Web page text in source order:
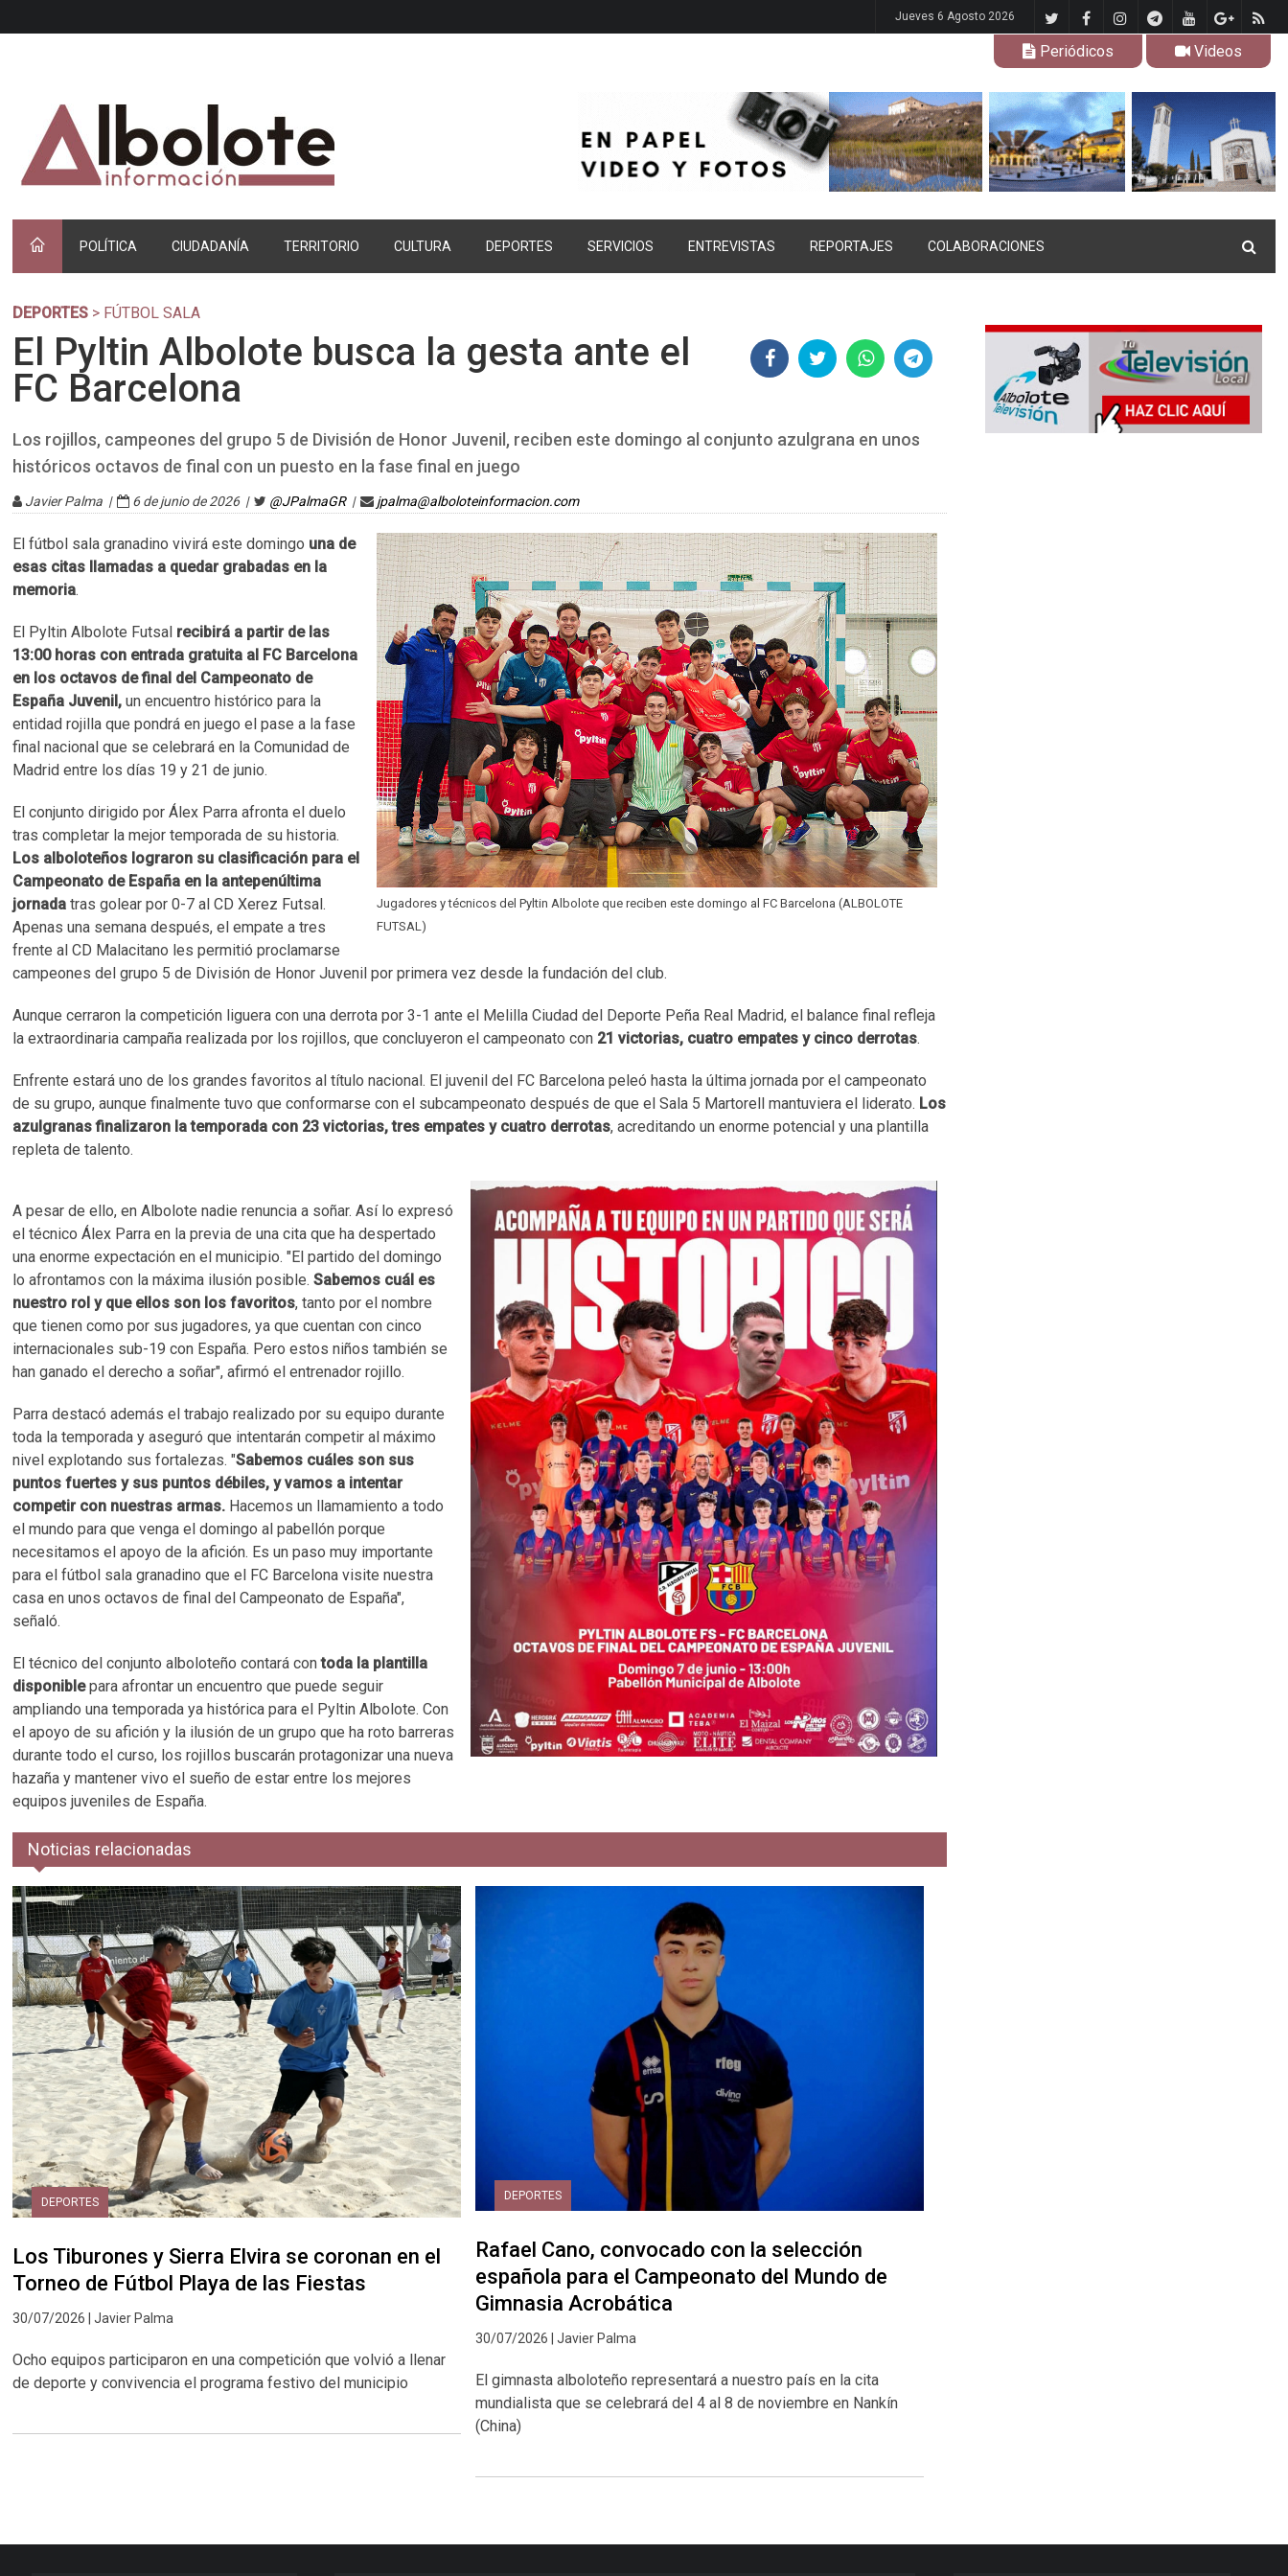
Jueves 6 Agosto 2026
Periódicos Videos
POLÍTICA CIUDADANÍA TERRITORIO CULTURA DEPORTES SERVICIOS ENTREVISTAS REPORTAJES COLABORACIONES
DEPORTES > FÚTBOL SALA
El Pyltin Albolote busca la gesta ante el
FC Barcelona
Los rojillos, campeones del grupo 5 de División de Honor Juvenil, reciben este domingo al conjunto azulgrana en unos
históricos octavos de final con un puesto en la fase final en juego
Javier Palma | 6 de junio de 2026 | @JPalmaGR| jpalma@alboloteinformacion.com
Jugadores y técnicos del Pyltin Albolote que reciben este domingo al FC Barcelona (ALBOLOTE
FUTSAL)
El fútbol sala granadino vivirá este domingo una de
esas citas llamadas a quedar grabadas en la
memoria.
El Pyltin Albolote Futsal recibirá a partir de las
13:00 horas con entrada gratuita al FC Barcelona
en los octavos de final del Campeonato de
España Juvenil, un encuentro histórico para la
entidad rojilla que pondrá en juego el pase a la fase
final nacional que se celebrará en la Comunidad de
Madrid entre los días 19 y 21 de junio.
El conjunto dirigido por Álex Parra afronta el duelo
tras completar la mejor temporada de su historia.
Los alboloteños lograron su clasificación para el
Campeonato de España en la antepenúltima
jornada tras golear por 0-7 al CD Xerez Futsal.
Apenas una semana después, el empate a tres
frente al CD Malacitano les permitió proclamarse
campeones del grupo 5 de División de Honor Juvenil por primera vez desde la fundación del club.
Aunque cerraron la competición liguera con una derrota por 3-1 ante el Melilla Ciudad del Deporte Peña Real Madrid, el balance final refleja
la extraordinaria campaña realizada por los rojillos, que concluyeron el campeonato con 21 victorias, cuatro empates y cinco derrotas.
Enfrente estará uno de los grandes favoritos al título nacional. El juvenil del FC Barcelona peleó hasta la última jornada por el campeonato
de su grupo, aunque finalmente tuvo que conformarse con el subcampeonato después de que el Sala 5 Martorell mantuviera el liderato. Los
azulgranas finalizaron la temporada con 23 victorias, tres empates y cuatro derrotas, acreditando un enorme potencial y una plantilla
repleta de talento.
A pesar de ello, en Albolote nadie renuncia a soñar. Así lo expresó
el técnico Álex Parra en la previa de una cita que ha despertado
una enorme expectación en el municipio. "El partido del domingo
lo afrontamos con la máxima ilusión posible.Sabemos cuál es
nuestro rol y que ellos son los favoritos, tanto por el nombre
que tienen como por sus jugadores, ya que cuentan con cinco
internacionales sub-19 con España. Pero estos niños también se
han ganado el derecho a soñar", afirmó el entrenador rojillo.
Parra destacó además el trabajo realizado por su equipo durante
toda la temporada y aseguró que intentarán competir al máximo
nivel explotando sus fortalezas. "Sabemos cuáles son sus
puntos fuertes y sus puntos débiles, y vamos a intentar
competir con nuestras armas. Hacemos un llamamiento a todo
el mundo para que venga el domingo al pabellón porque
necesitamos el apoyo de la afición. Es un paso muy importante
para el fútbol sala granadino que el FC Barcelona visite nuestra
casa en unos octavos de final del Campeonato de España",
señaló.
El técnico del conjunto alboloteño contará contoda la plantilla
disponiblepara afrontar un encuentro que puede seguir
ampliando una temporada ya histórica para el Pyltin Albolote. Con
el apoyo de su afición y la ilusión de un grupo que ha roto barreras
durante todo el curso, los rojillos buscarán protagonizar una nueva
hazaña y mantener vivo el sueño de estar entre los mejores
equipos juveniles de España.
Noticias relacionadas
DEPORTES
Los Tiburones y Sierra Elvira se coronan en el
Torneo de Fútbol Playa de las Fiestas
30/07/2026 | Javier Palma
Ocho equipos participaron en una competición que volvió a llenar
de deporte y convivencia el programa festivo del municipio
DEPORTES
Rafael Cano, convocado con la selección
española para el Campeonato del Mundo de
Gimnasia Acrobática
30/07/2026 | Javier Palma
El gimnasta alboloteño representará a nuestro país en la cita
mundialista que se celebrará del 4 al 8 de noviembre en Nankín
(China)